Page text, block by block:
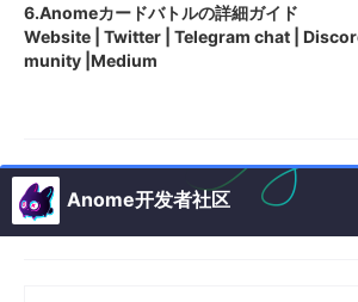
6.Anomeカードバトルの詳細ガイド
Website | Twitter | Telegram chat |
munity |Medium
Anome开发者社区